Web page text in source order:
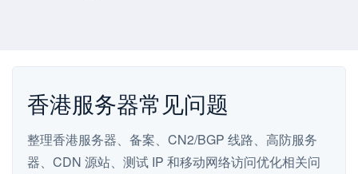
香港服务器常见问题
整理香港服务器、备案、CN2/BGP 线路、高防服务
器、CDN 源站、测试 IP 和移动网络访问优化相关问